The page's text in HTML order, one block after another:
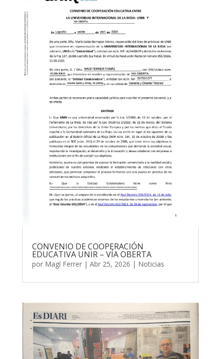
CONVENIO DE COOPERACIÓN
EDUCATIVA UNIR – VÍA OBERTA
por Magí Ferrer| Abr 25, 2026 | Noticias